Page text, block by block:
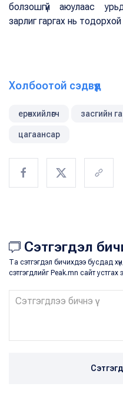
болзошгүй аюулаас
зарлиг гаргах нь
Холбоотой сэдвүүд
ерөнхийлөгч засгийн
цагаансар
Сэтгэгдэл
Та сэтгэгдэл бичихдээ бусдад
сэтгэгдлийг Peak.mn сайт устгах